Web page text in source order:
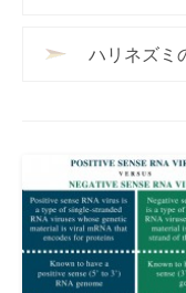
ハリネズミ